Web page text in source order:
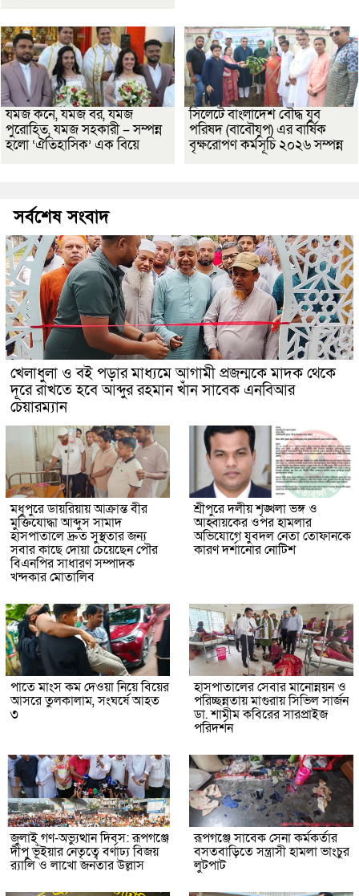
যমজ কনে, যমজ বর, যমজ
পুরোহিত, যমজ সহকারী – সম্পন্ন
হলো ‘ঐতিহাসিক’ এক বিয়ে
সিলেটে বাংলাদেশ বৌদ্ধ যুব
পরিষদ (বাবৌযুপ) এর বার্ষিক
বৃক্ষরোপণ কর্মসূচি ২০২৬ সম্পন্ন
সর্বশেষ সংবাদ
খেলাধুলা ও বই পড়ার মাধ্যমে আগামী প্রজন্মকে মাদক থেকে
দূরে রাখতে হবে আব্দুর রহমান খাঁন সাবেক এনবিআর
চেয়ারম্যান
মধুপুরে ডায়রিয়ায় আক্রান্ত বীর
মুক্তিযোদ্ধা আব্দুস সামাদ
হাসপাতালে দ্রুত সুস্থতার জন্য
সবার কাছে দোয়া চেয়েছেন পৌর
বিএনপির সাধারণ সম্পাদক
খন্দকার মোতালিব
শ্রীপুরে দলীয় শৃঙ্খলা ভঙ্গ ও
আহ্বায়কের ওপর হামলার
অভিযোগে যুবদল নেতা তোফানকে
কারণ দর্শানোর নোটিশ
পাতে মাংস কম দেওয়া নিয়ে বিয়ের
আসরে তুলকালাম, সংঘর্ষে আহত
৩
হাসপাতালের সেবার মানোন্নয়ন ও
পরিচ্ছন্নতায় মাগুরায় সিভিল সার্জন
ডা. শামীম কবিরের সারপ্রাইজ
পরিদর্শন
জুলাই গণ-অভ্যুত্থান দিবস: রূপগঞ্জে
দীপু ভূঁইয়ার নেতৃত্বে বর্ণাঢ্য বিজয়
র‌্যালি ও লাখো জনতার উল্লাস
রূপগঞ্জে সাবেক সেনা কর্মকর্তার
বসতবাড়িতে সন্ত্রাসী হামলা ভাংচুর
লুটপাট